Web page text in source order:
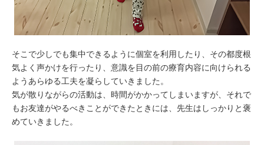
そこで少しでも集中できるように個室を利用したり、その都度根
気よく声かけを行ったり、意識を目の前の療育内容に向けられる
ようあらゆる工夫を凝らしていきました。
気が散りながらの活動は、時間がかかってしまいますが、それで
もお友達がやるべきことができたときには、先生はしっかりと褒
めていきました。